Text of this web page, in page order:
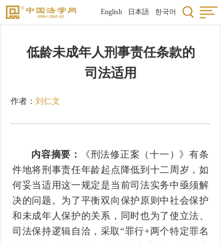
English 日本語 한국어
低龄未成年人刑事责任条款的
司法适用
作者： 刘仁文
内容摘要：
《刑法修正案（十一）》有条
件地将刑事责任年龄起点降低到十二周岁，如
何妥当适用这一规定是当前司法实务中亟须解
决的问题。为了平衡双向保护原则中社会保护
和未成年人保护的关系，同时也为了使立法、
司法保持逻辑自洽，采取“罪行+两个特定罪名